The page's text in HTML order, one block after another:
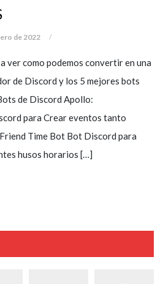
de 2022 /
ver como podemos convertir en una
de Discord y los 5 mejores bots
de Discord Apollo:
para Crear eventos tanto
Time Bot Bot Discord para
husos horarios […]